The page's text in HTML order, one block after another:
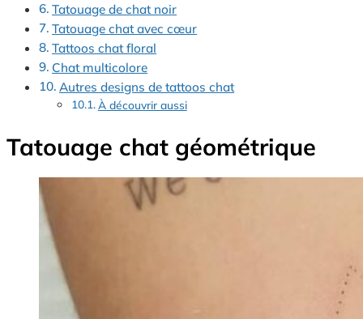
Tatouage de chat noir
Tatouage chat avec cœur
Tattoos chat floral
Chat multicolore
Autres designs de tattoos chat
À découvrir aussi
Tatouage chat géométrique